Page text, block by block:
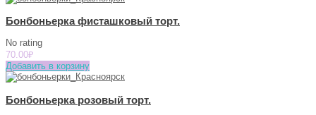
Бонбоньерка фисташковый торт.
No rating
70.00₽
Добавить в корзину
Бонбоньерка розовый торт.